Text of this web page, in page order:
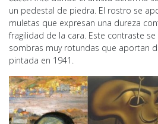
un pedestal de piedra. El rostro se
muletas que expresan una dureza
fragilidad de la cara. Este contraste
sombras muy rotundas que aportan
pintada en 1941.